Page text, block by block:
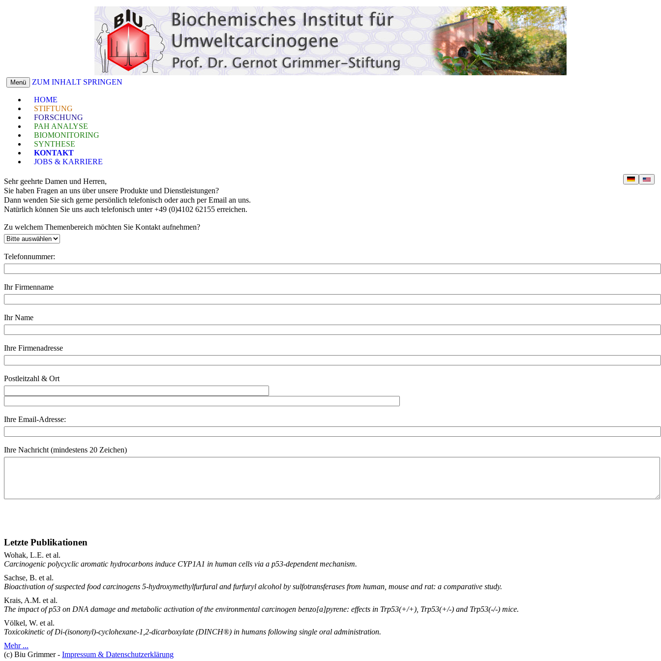
Menü ZUM INHALT SPRINGEN
HOME
STIFTUNG
FORSCHUNG
PAH ANALYSE
BIOMONITORING
SYNTHESE
KONTAKT
JOBS & KARRIERE
Sehr geehrte Damen und Herren,
Sie haben Fragen an uns über unsere Produkte und Dienstleistungen?
Dann wenden Sie sich gerne persönlich telefonisch oder auch per Email an uns.
Natürlich können Sie uns auch telefonisch unter +49 (0)4102 62155 erreichen.
Zu welchem Themenbereich möchten Sie Kontakt aufnehmen?
Telefonnummer:
Ihr Firmenname
Ihr Name
Ihre Firmenadresse
Postleitzahl & Ort
Ihre Email-Adresse:
Ihre Nachricht (mindestens 20 Zeichen)
Letzte Publikationen
Wohak, L.E. et al.
Carcinogenic polycyclic aromatic hydrocarbons induce CYP1A1 in human cells via a p53-dependent mechanism.
Sachse, B. et al.
Bioactivation of suspected food carcinogens 5-hydroxymethylfurfural and furfuryl alcohol by sulfotransferases from human, mouse and rat: a comparative study.
Krais, A.M. et al.
The impact of p53 on DNA damage and metabolic activation of the environmental carcinogen benzo[a]pyrene: effects in Trp53(+/+), Trp53(+/-) and Trp53(-/-) mice.
Völkel, W. et al.
Toxicokinetic of Di-(isononyl)-cyclohexane-1,2-dicarboxylate (DINCH®) in humans following single oral administration.
Mehr ...
(c) Biu Grimmer - Impressum & Datenschutzerklärung